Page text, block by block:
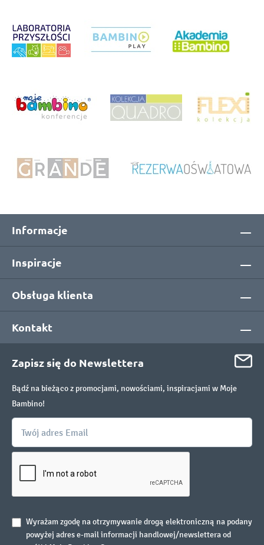
Informacje
Inspiracje
Obsługa klienta
Kontakt
Zapisz się do Newslettera
Bądź na bieżąco z promocjami, nowościami, inspiracjami w Moje
Bambino!
Wyrażam zgodę na otrzymywanie drogą elektroniczną na podany
powyżej adres e-mail informacji handlowej/newslettera od